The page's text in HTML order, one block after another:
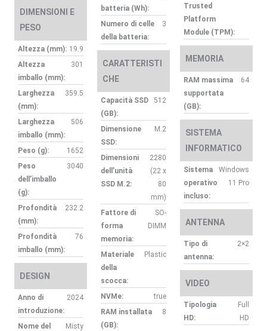
DIMENSIONI E
PESO
Altezza (mm): 19.9
Altezza
imballo (mm):
301
Larghezza
(mm):
359.5
Larghezza
imballo (mm):
506
Peso (g):
1652
Peso
dell’imballo
(g):
3040
Profondità
(mm):
232.2
Profondità
imballo (mm):
76
DESIGN
Anno di
introduzione:
2024
Nome del Misty
batteria (Wh):
Numero di celle
della batteria:
3
CARATTERISTI
CHE
Capacità SSD
(GB):
512
Dimensione
SSD:
M.2
Dimensioni
dell’unità
SSD M.2:
2280
(22 x
80
mm)
Fattore di
forma
memoria:
SO-
DIMM
Materiale
della
scocca:
Plastic
NVMe:
true
RAM installata
(GB):
8
Trusted
Platform
Module (TPM):
MEMORIA
RAM massima
supportata
(GB):
64
SISTEMA
INFORMATICO
Sistema
operativo
incluso:
Windows
11 Pro
ANTENNA
Tipo di
antenna:
2×2
VIDEO
Tipologia
HD:
Full
HD